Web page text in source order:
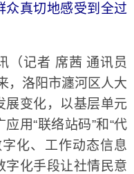
众真切地感受到全过
记者 席茜 通讯员
，洛阳市瀍河区人大
展变化，以基层单元
用“联络站码”和“代
化、工作动态信息
字化手段让社情民意